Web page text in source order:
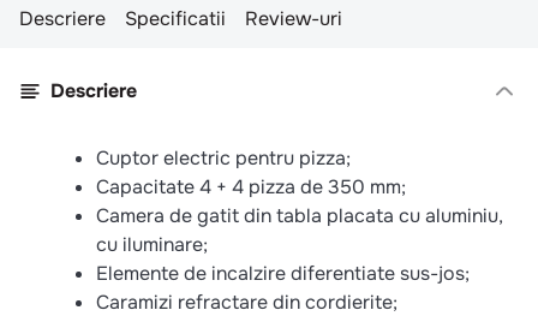
Descriere Specificatii Review-uri
Descriere
Cuptor electric pentru pizza;
Capacitate 4 + 4 pizza de 350 mm;
Camera de gatit din tabla placata cu aluminiu,
cu iluminare;
Elemente de incalzire diferentiate sus-jos;
Caramizi refractare din cordierite;